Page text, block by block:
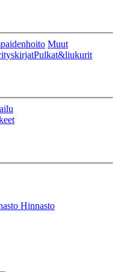
Muut
Pulkat&liukurit
Hinnasto